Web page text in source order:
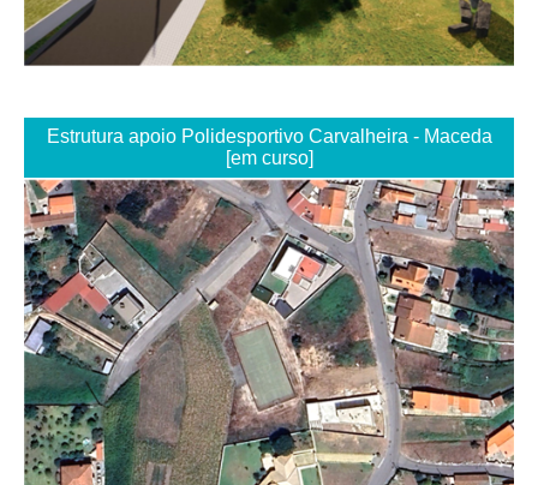
Estrutura apoio Polidesportivo Carvalheira - Maceda
[em curso]